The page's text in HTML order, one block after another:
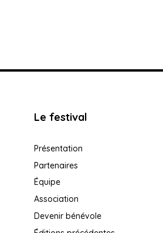
Le festival
Présentation
Partenaires
Équipe
Association
Devenir bénévole